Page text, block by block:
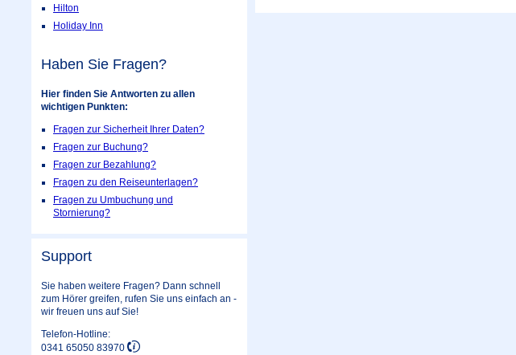
Hilton
Holiday Inn
Haben Sie Fragen?
Hier finden Sie Antworten zu allen
wichtigen Punkten:
Fragen zur Sicherheit Ihrer Daten?
Fragen zur Buchung?
Fragen zur Bezahlung?
Fragen zu den Reiseunterlagen?
Fragen zu Umbuchung und
Stornierung?
Support
Sie haben weitere Fragen? Dann schnell
zum Hörer greifen, rufen Sie uns einfach an -
wir freuen uns auf Sie!
Telefon-Hotline:
0341 65050 83970